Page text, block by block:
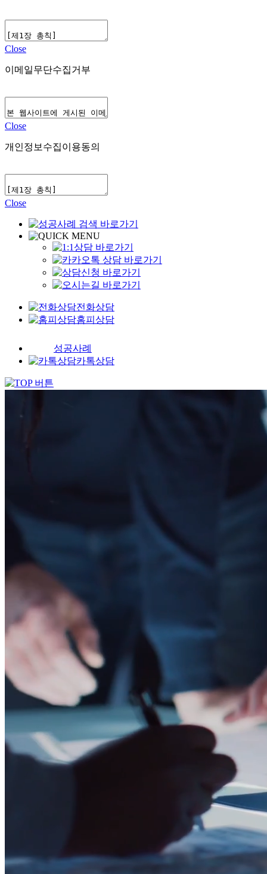
Close
이메일무단수집거부
Close
개인정보수집이용동의
Close
전화상담
홈피상담
성공사례
카톡상담